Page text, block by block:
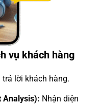
vụ khách hàng
lời khách hàng.
Analysis): Nhận diện